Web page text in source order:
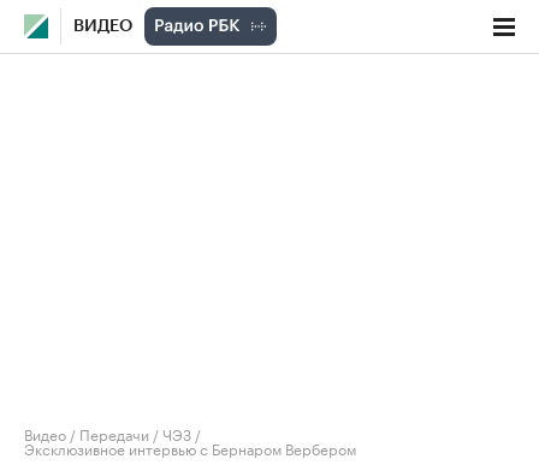
ВИДЕО
Видео / Передачи /ЧЭЗ /
Эксклюзивное интервью с Бернаром Вербером